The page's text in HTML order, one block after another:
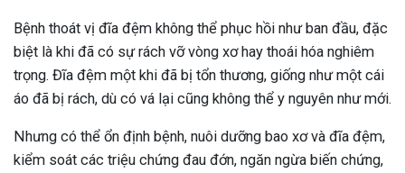
Bệnh thoát vị đĩa đệm không thể phục hồi như ban đầu, đặc
biệt là khi đã có sự rách vỡ vòng xơ hay thoái hóa nghiêm
trọng. Đĩa đệm một khi đã bị tổn thương, giống như một cái
áo đã bị rách, dù có vá lại cũng không thể y nguyên như mới.
Nhưng có thể ổn định bệnh, nuôi dưỡng bao xơ và đĩa đệm,
kiểm soát các triệu chứng đau đớn, ngăn ngừa biến chứng,